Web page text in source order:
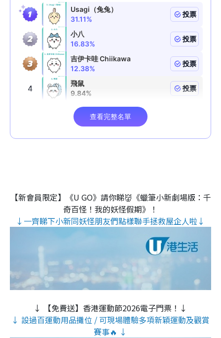
【新會員限定】《U GO》請你睇👹《蠟筆小新劇場版：千
奇百怪！我的妖怪假期》！
↓一齊睇下小新同妖怪朋友們點樣聯手拯救屋企人啦↓
↓ 【免費送】香港運動節2026電子門票！↓
↓ 設過百運動用品攤位 / 可現場體驗多項新穎運動及觀賞
賽事🔥 ↓